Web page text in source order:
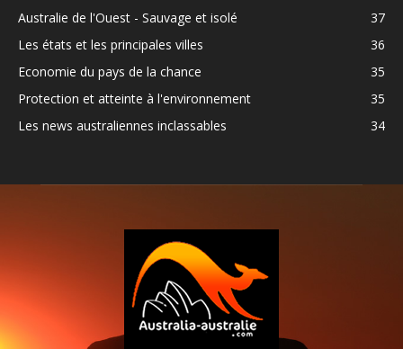
Australie de l'Ouest - Sauvage et isolé
37
Les états et les principales villes
36
Economie du pays de la chance
35
Protection et atteinte à l'environnement
35
Les news australiennes inclassables
34